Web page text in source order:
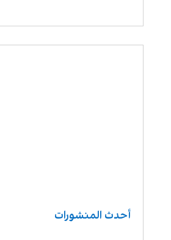
أحدث المنشورات